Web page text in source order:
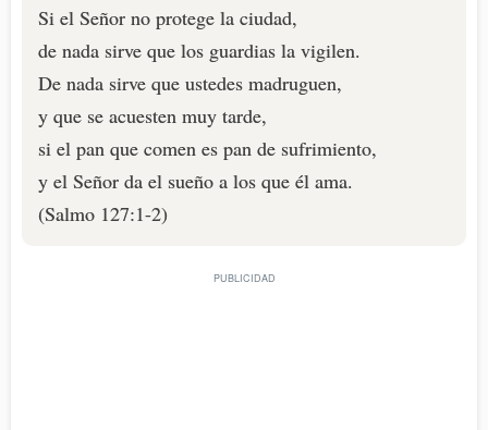
Si el Señor no protege la ciudad,
de nada sirve que los guardias la vigilen.
De nada sirve que ustedes madruguen,
y que se acuesten muy tarde,
si el pan que comen es pan de sufrimiento,
y el Señor da el sueño a los que él ama.
(Salmo 127:1-2)